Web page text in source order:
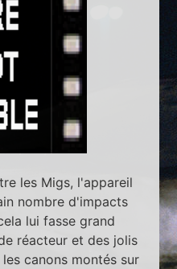
les Migs, l'appareil
nombre d'impacts
lui fasse grand
réacteur et des jolis
canons montés sur